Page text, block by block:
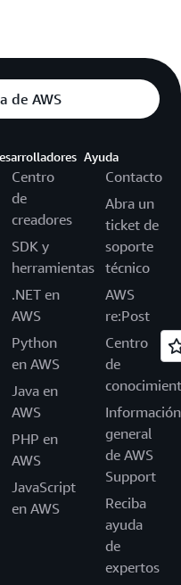
de AWS
Centro
de
creadores
SDK y
herramientas
.NET en
AWS
Python
en AWS
Java en
AWS
PHP en
AWS
JavaScript
en AWS
Ayuda
Contacto
Abra un
ticket de
soporte
técnico
AWS
re:Post
Centro
de
Información
general
de AWS
Support
Reciba
ayuda
de
expertos